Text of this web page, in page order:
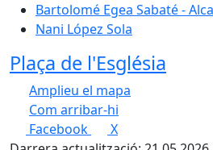
Bartolomé Egea Sabaté -
Nani López Sola
Plaça de l'Església
Amplieu el mapa
Com arribar-hi
+
Facebook
X